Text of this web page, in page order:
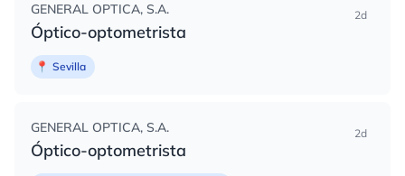
GENERAL OPTICA, S.A.
Óptico-optometrista
2d
📍 Sevilla
GENERAL OPTICA, S.A.
Óptico-optometrista
2d